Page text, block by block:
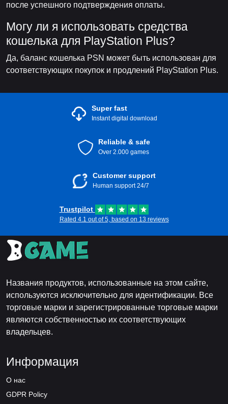
после успешного подтверждения оплаты.
Могу ли я использовать средства
кошелька для PlayStation Plus?
Да, баланс кошелька PSN может быть использован для
соответствующих покупок и продлений PlayStation Plus.
Super fast
Instant digital download
Reliable & safe
Over 2.000 games
Customer support
Human support 24/7
Trustpilot
Rated 4.1 out of 5, based on 13 reviews
Названия продуктов, использованные на этом сайте,
используются исключительно для идентификации. Все
торговые марки и зарегистрированные торговые марки
являются собственностью их соответствующих
владельцев.
Информация
О нас
GDPR Policy